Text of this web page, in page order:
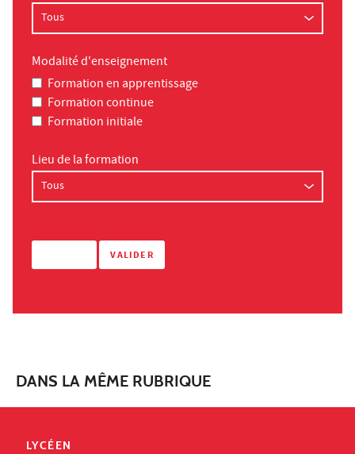
Modalité d'enseignement
Formation en apprentissage
Formation continue
Formation initiale
Lieu de la formation
DANS LA MÊME RUBRIQUE
LYCÉEN